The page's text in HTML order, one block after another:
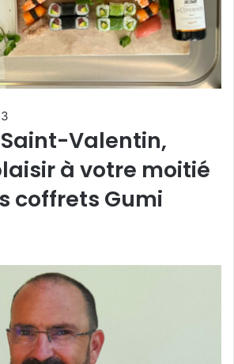
Valentin,
à votre moitié
coffrets Gumi